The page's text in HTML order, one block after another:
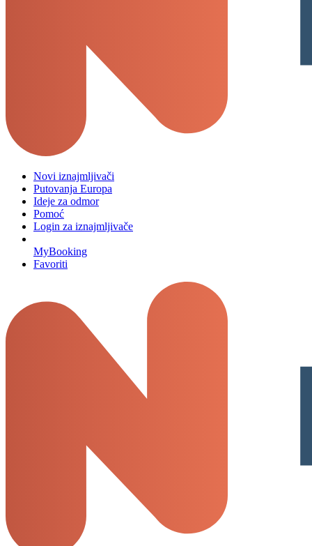
Novi iznajmljivači
Putovanja Europa
Ideje za odmor
Pomoć
Login za iznajmljivače
MyBooking
Favoriti